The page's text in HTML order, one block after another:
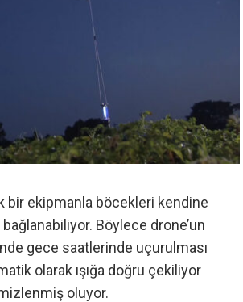
bir ekipmanla böcekleri kendine
bağlanabiliyor. Böylece drone’un
gece saatlerinde uçurulması
olarak ışığa doğru çekiliyor
oluyor.